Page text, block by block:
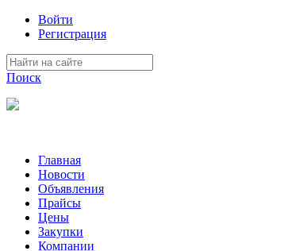
Войти
Регистрация
Поиск
Главная
Новости
Объявления
Прайсы
Цены
Закупки
Компании